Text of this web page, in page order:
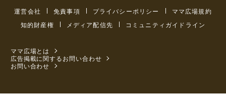
運営会社 免責事項 プライバシーポリシー
ママ広場規約
知的財産権
メディア配信先 コミュニティガイドライン
ママ広場とは
広告掲載に関するお問い合わせ
お問い合わせ